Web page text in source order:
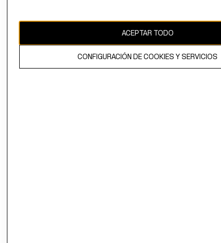
El contenido de esta página web está protegido por copyright y es
propiedad de H&M Hennes & Mauritz AB.
ACEPTAR TODO
CONFIGURACIÓN DE COOKIES Y SERVICIOS